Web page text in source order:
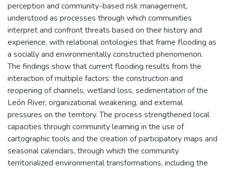
perception and community-based risk management,
understood as processes through which communities
interpret and confront threats based on their history and
experience, with relational ontologies that frame flooding as
a socially and environmentally constructed phenomenon.
The findings show that current flooding results from the
interaction of multiple factors: the construction and
reopening of channels, wetland loss, sedimentation of the
León River, organizational weakening, and external
pressures on the territory. The process strengthened local
capacities through community learning in the use of
cartographic tools and the creation of participatory maps and
seasonal calendars, through which the community
territorialized environmental transformations, including the